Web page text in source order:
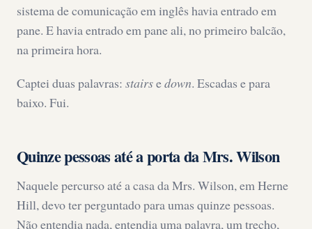
sistema de comunicação em inglês havia entrado em
pane. E havia entrado em pane ali, no primeiro balcão,
na primeira hora.
Captei duas palavras: stairsedown. Escadas e para
baixo. Fui.
Quinze pessoas até a porta da Mrs. Wilson
Naquele percurso até a casa da Mrs. Wilson, em Herne
Hill, devo ter perguntado para umas quinze pessoas.
Não entendia nada, entendia uma palavra, um trecho,